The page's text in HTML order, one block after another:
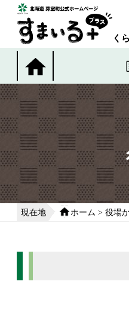
く
現在地 ホーム > 役場